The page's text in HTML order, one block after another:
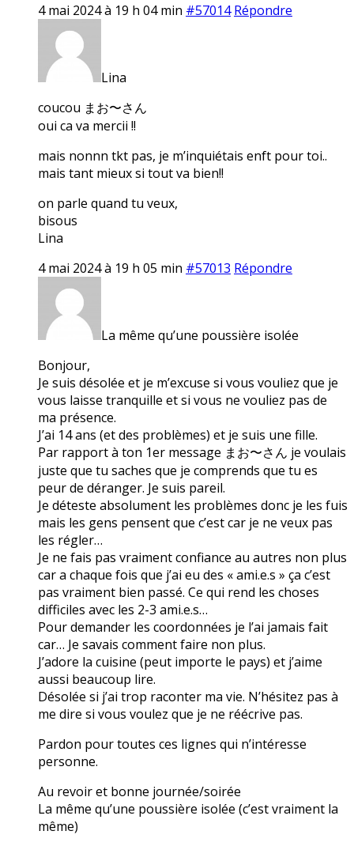
4 mai 2024 à 19 h 04 min #57014 Répondre
Lina
coucou まお〜さん
oui ca va mercii !!
mais nonnn tkt pas, je m’inquiétais enft pour toi..
mais tant mieux si tout va bien!!
on parle quand tu veux,
bisous
Lina
4 mai 2024 à 19 h 05 min #57013 Répondre
La même qu’une poussière isolée
Bonjour,
Je suis désolée et je m’excuse si vous vouliez que je
vous laisse tranquille et si vous ne vouliez pas de
ma présence.
J’ai 14 ans (et des problèmes) et je suis une fille.
Par rapport à ton 1er message まお〜さん je voulais
juste que tu saches que je comprends que tu es
peur de déranger. Je suis pareil.
Je déteste absolument les problèmes donc je les fuis
mais les gens pensent que c’est car je ne veux pas
les régler…
Je ne fais pas vraiment confiance au autres non plus
car a chaque fois que j’ai eu des « ami.e.s » ça c’est
pas vraiment bien passé. Ce qui rend les choses
difficiles avec les 2-3 ami.e.s…
Pour demander les coordonnées je l’ai jamais fait
car… Je savais comment faire non plus.
J’adore la cuisine (peut importe le pays) et j’aime
aussi beaucoup lire.
Désolée si j’ai trop raconter ma vie. N’hésitez pas à
me dire si vous voulez que je ne réécrive pas.
Pardon pour toutes ces lignes qui n’intéresse
personne.
Au revoir et bonne journée/soirée
La même qu’une poussière isolée (c’est vraiment la
même)